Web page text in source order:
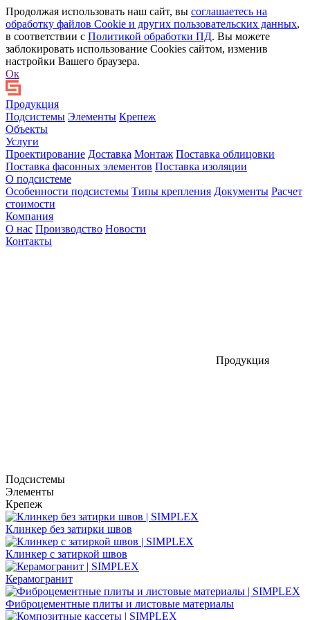
Продолжая использовать наш сайт, вы соглашаетесь на
обработку файлов Сookie и других пользовательских данных,
в соответствии с Политикой обработки ПД. Вы можете
заблокировать использование Cookies сайтом, изменив
настройки Вашего браузера.
Ок
Продукция
Подсистемы Элементы Крепеж
Объекты
Услуги
Проектирование Доставка Монтаж Поставка облицовки
Поставка фасонных элементов Поставка изоляции
О подсистеме
Особенности подсистемы Типы крепления Документы Расчет
стоимости
Компания
О нас Производство Новости
Контакты
Продукция
Подсистемы
Элементы
Крепеж
Клинкер без затирки швов
Клинкер с затиркой швов
Керамогранит
Фиброцементные плиты и листовые материалы